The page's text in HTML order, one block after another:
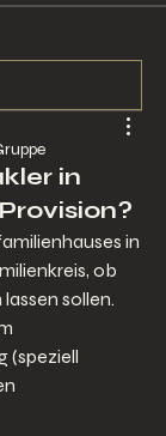
in
in
ob
sollen.
(speziell